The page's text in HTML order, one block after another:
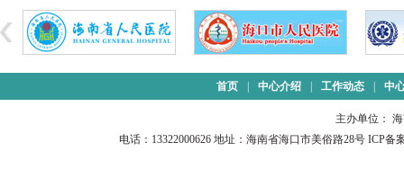
首页 中心介绍 工作动态 中
主办单位：
电话：13322000626 地址：海南省海口市美俗路28号 ICP备